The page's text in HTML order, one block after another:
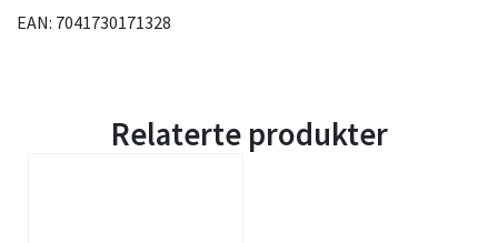
EAN: 7041730171328
Relaterte produkter